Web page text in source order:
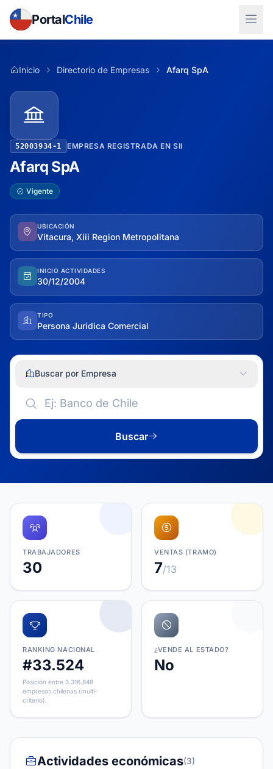
PortalChile
Inicio Directorio de Empresas Afarq SpA
52003934-1 EMPRESA REGISTRADA EN SII
Afarq SpA
Vigente
UBICACIÓN
Vitacura, Xiii Region Metropolitana
INICIO ACTIVIDADES
30/12/2004
TIPO
Persona Juridica Comercial
Buscar por Empresa
Buscar
TRABAJADORES
30
VENTAS (TRAMO)
7/13
RANKING NACIONAL
#33.524
Posición entre 3.316.848
empresas chilenas (multi-
criterio).
¿VENDE AL ESTADO?
No
Actividades económicas(3)